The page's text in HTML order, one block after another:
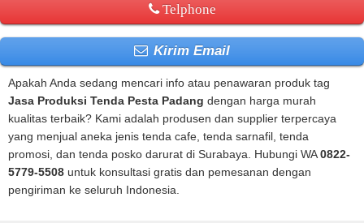
Telphone
Kirim Email
Apakah Anda sedang mencari info atau penawaran produk tag
Jasa Produksi Tenda Pesta Padang dengan harga murah
kualitas terbaik? Kami adalah produsen dan supplier terpercaya
yang menjual aneka jenis tenda cafe, tenda sarnafil, tenda
promosi, dan tenda posko darurat di Surabaya. Hubungi WA0822-
5779-5508 untuk konsultasi gratis dan pemesanan dengan
pengiriman ke seluruh Indonesia.